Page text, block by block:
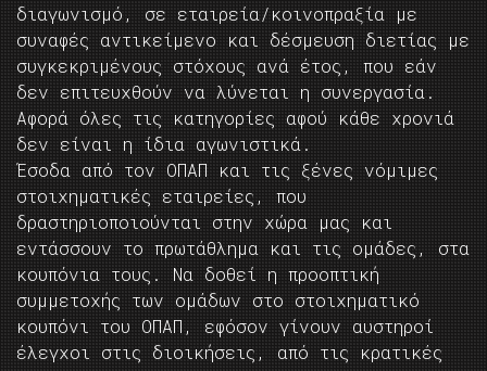
διαγωνισμό, σε εταιρεία/κοινοπραξία με
συναφές αντικείμενο και δέσμευση διετίας με
συγκεκριμένους στόχους ανά έτος, που εάν
δεν επιτευχθούν να λύνεται η συνεργασία.
Αφορά όλες τις κατηγορίες αφού κάθε χρονιά
δεν είναι η ίδια αγωνιστικά.
Έσοδα από τον ΟΠΑΠ και τις ξένες νόμιμες
στοιχηματικές εταιρείες, που
δραστηριοποιούνται στην χώρα μας και
εντάσσουν το πρωτάθλημα και τις ομάδες, στα
κουπόνια τους. Να δοθεί η προοπτική
συμμετοχής των ομάδων στο στοιχηματικό
κουπόνι του ΟΠΑΠ, εφόσον γίνουν αυστηροί
έλεγχοι στις διοικήσεις, από τις κρατικές